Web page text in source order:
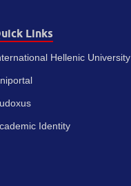
Links
Hellenic University
Identity